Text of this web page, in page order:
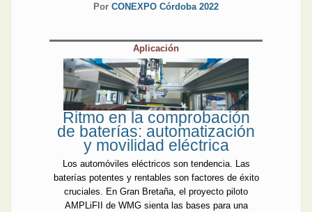
Por CONEXPO Córdoba 2022
Aplicación
Ritmo en la comprobación
de baterías: automatización
y movilidad eléctrica
Los automóviles eléctricos son tendencia. Las
baterías potentes y rentables son factores de éxito
cruciales. En Gran Bretaña, el proyecto piloto
AMPLiFII de WMG sienta las bases para una